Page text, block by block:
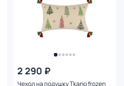
2 290 ₽
Чехол на подушку Tkano frozen